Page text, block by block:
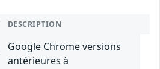
DESCRIPTION
Google Chrome versions
antérieures à